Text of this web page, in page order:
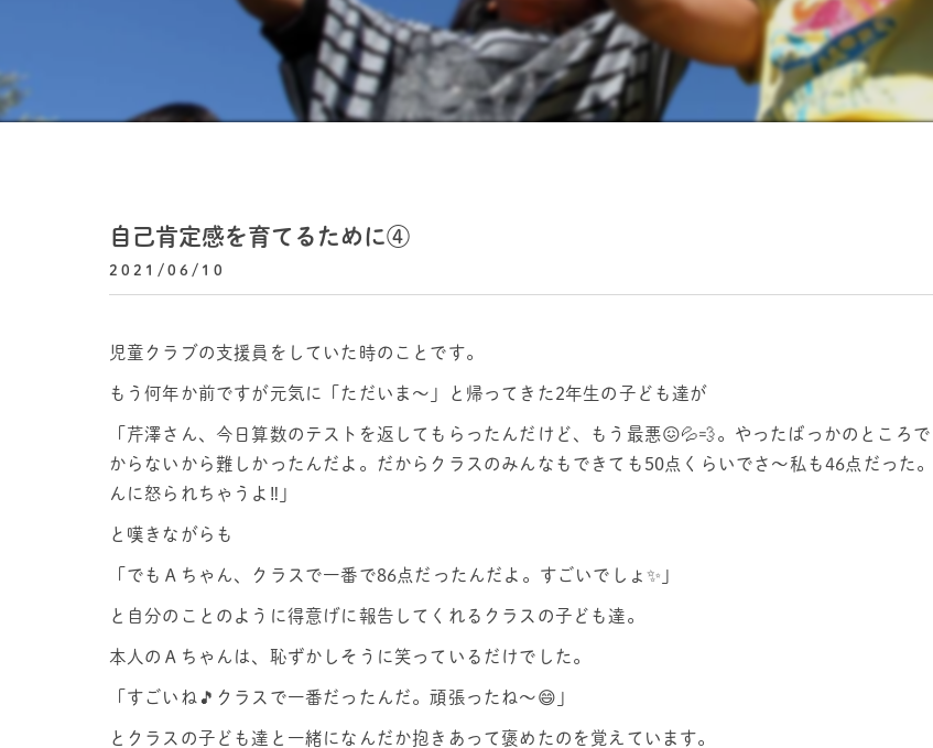
自己肯定感を育てるために④
2021/06/10
児童クラブの支援員をしていた時のことです。
もう何年か前ですが元気に「ただいま～」と帰ってきた2年生の子ども達が
「芹澤さん、今日算数のテストを返してもらったんだけど、もう最悪😖💦💨。やったばっかのところで
からないから難しかったんだよ。だからクラスのみんなもできても50点くらいでさ～私も46点だった
んに怒られちゃうよ‼️」
と嘆きながらも
「でもＡちゃん、クラスで一番で86点だったんだよ。すごいでしょ✨」
と自分のことのように得意げに報告してくれるクラスの子ども達。
本人のＡちゃんは、恥ずかしそうに笑っているだけでした。
「すごいね🎵クラスで一番だったんだ。頑張ったね～😄」
とクラスの子ども達と一緒になんだか抱きあって褒めたのを覚えています。